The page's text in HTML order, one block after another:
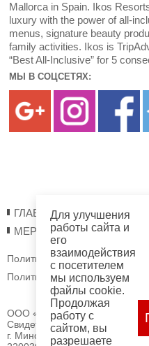
Mallorca in Spain. Ikos
luxury with the power of all-
menus, signature beauty
family activities. Ikos is
“Best All-Inclusive” for 5
МЫ В СОЦСЕТЯХ:
ГЛАВНАЯ О НАС
МЕРОПРИЯТИЯ
Политика обработки файлов
Политика обработки
ОOО «Трэвел Коннекшнс»
Свидетельство о
г. Минским горисполкомом.
Для улучшения
работы сайта и
его
взаимодействия
с посетителем
мы используем
файлы cookie.
Продолжая
работу с
сайтом, вы
разрешаете